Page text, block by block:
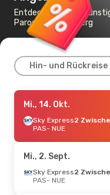
Entdecken Sie die
Paros nach Nürnberg
Hin- und Rückreise
Di., 18. Aug.
Aegean Airlines
2 Zwischenstopps
Aegean Airlines1
NUE
- PAS
Mi., 14. Okt.
Sky Express2
PAS- NUE
Mi., 2. Sept.
Sky Express2
PAS- NUE